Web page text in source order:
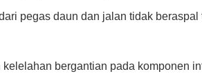
pegas daun dan jalan tidak
bergantian pada komponen